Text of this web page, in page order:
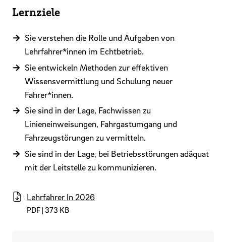
Lernziele
Sie verstehen die Rolle und Aufgaben von
Lehrfahrer*innen im Echtbetrieb.
Sie entwickeln Methoden zur effektiven
Wissensvermittlung und Schulung neuer
Fahrer*innen.
Sie sind in der Lage, Fachwissen zu
Linieneinweisungen, Fahrgastumgang und
Fahrzeugstörungen zu vermitteln.
Sie sind in der Lage, bei Betriebsstörungen adäquat
mit der Leitstelle zu kommunizieren.
Lehrfahrer In 2026
PDF | 373 KB